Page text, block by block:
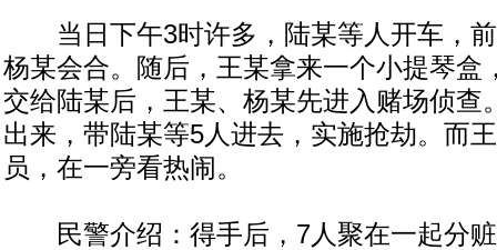
当日下午3时许多，陆某等人开车，前
杨某会合。随后，王某拿来一个小提琴盒
交给陆某后，王某、杨某先进入赌场侦查
出来，带陆某等5人进去，实施抢劫。而
员，在一旁看热闹。
民警介绍：得手后，7人聚在一起分赃